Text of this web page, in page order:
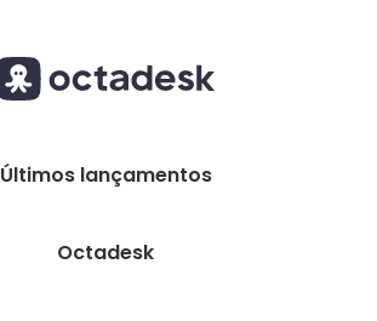
Últimos lançamentos
Octadesk